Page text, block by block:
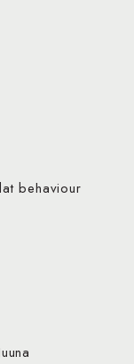
behaviour